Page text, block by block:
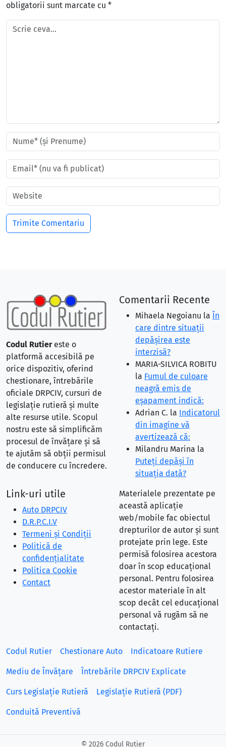
obligatorii sunt marcate cu *
Codul Rutiereste o
platformă accesibilă pe
orice dispozitiv, oferind
chestionare, întrebările
oficiale DRPCIV, cursuri de
legislație rutieră și multe
alte resurse utile. Scopul
nostru este să simplificăm
procesul de învățare și să
te ajutăm să obții permisul
de conducere cu încredere.
Comentarii Recente
Mihaela Negoianu la În
care dintre situaţii
depăşirea este
interzisă?
MARIA-SILVICA ROBITU
la Fumul de culoare
neagră emis de
eşapament indică:
Adrian C. la Indicatorul
din imagine vă
avertizează că:
Milandru Marina la
Puteţi depăşi în
situaţia dată?
Link-uri utile
Auto DRPCIV
D.R.P.C.I.V
Termeni și Condiții
Politică de
confidențialitate
Politica Cookie
Contact
Materialele prezentate pe
această aplicație
web/mobile fac obiectul
drepturilor de autor și sunt
protejate prin lege. Este
permisă folosirea acestora
doar în scop educațional
personal. Pentru folosirea
acestor materiale în alt
scop decât cel educațional
personal vă rugăm să ne
contactați.
Codul Rutier Chestionare Auto Indicatoare Rutiere
Mediu de Învățare Întrebările DRPCIV Explicate
Curs Legislație Rutieră Legislație Rutieră (PDF)
Conduită Preventivă
© 2026 Codul Rutier